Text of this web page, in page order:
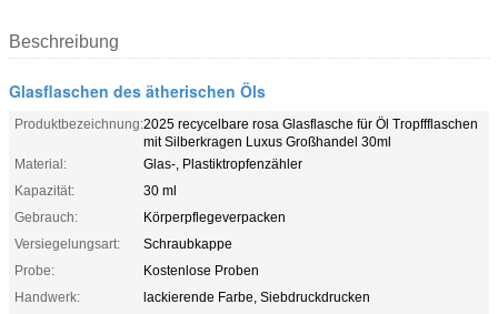
Beschreibung
Glasflaschen des ätherischen Öls
Produktbezeichnung:2025 recycelbare rosa Glasflasche für Öl Tropffflaschen
mit Silberkragen Luxus Großhandel 30ml
Material:
Glas-, Plastiktropfenzähler
Kapazität:
30 ml
Gebrauch:
Körperpflegeverpacken
Versiegelungsart:
Schraubkappe
Probe:
Kostenlose Proben
Handwerk:
lackierende Farbe, Siebdruckdrucken